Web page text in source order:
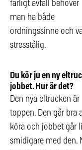
farligt avfall behöver
man ha både
ordningssinne och
stresstålig.
Du kör ju en ny
jobbet. Hur är det?
Den nya eltrucken är
toppen. Den går bra
köra och jobbet går
smidigare med den.